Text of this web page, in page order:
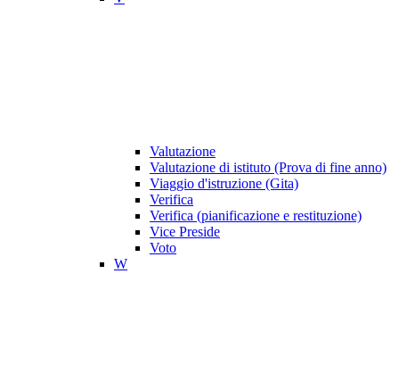
Valutazione
Valutazione di istituto (Prova di fine anno)
Viaggio d'istruzione (Gita)
Verifica
Verifica (pianificazione e restituzione)
Vice Preside
Voto
W